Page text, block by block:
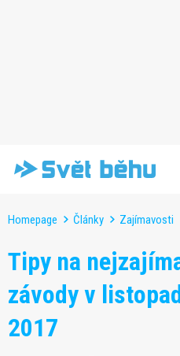
Homepage Články Zajímavosti
Tipy na
závody v
2017